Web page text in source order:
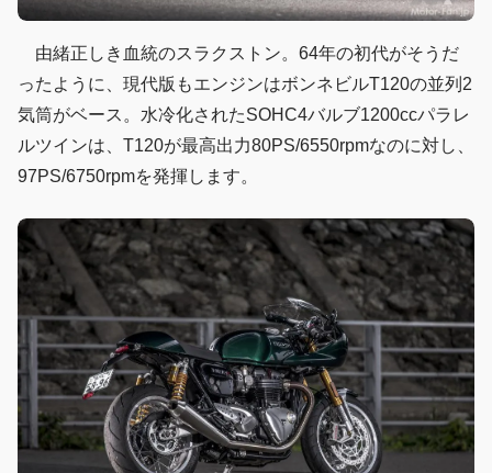
由緒正しき血統のスラクストン。64年の初代がそうだ
ったように、現代版もエンジンはボンネビルT120の並列2
気筒がベース。水冷化されたSOHC4バルブ1200ccパラレ
ルツインは、T120が最高出力80PS/6550rpmなのに対し、
97PS/6750rpmを発揮します。